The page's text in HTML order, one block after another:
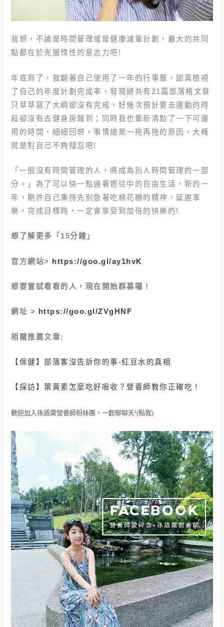
我想，不論是時間管理或是健康減重計劃，最大的共同
點都在於克服惰性的意志力吧!
年底到了，我翻著自己使用了一年的行事曆，認真檢視
了自己的年度計劃完成率，發現總共有21篇部落格文章
只草草寫了大綱卻沒有完成，好幾次預計要去運動的時
段卻沒有去健身房報到；同時我也重新清點了一下可運
用的時間，細細回想，事情總是一拖再拖的原因，大概
就是對自己不夠殘忍吧!
「一個沒有時間管理的人，將成為別人時間管理的一部
分。」為了可以快一點過著嚮往中的自由生活，新的一
年，期許自己秉持先別急著吃棉花糖的精神，延遲享
樂，完成目標時，一定會享受到加倍的快樂的!
想了解更多「15分鐘」
官方網站> https://goo.gl/ay1hvK
想要嘗試看看的人，現在開始群募囉！
網址 > https://goo.gl/ZVgHNF
相關推薦文章:
【保健】部落客沒告訴你的事-紅豆水的真相
【採訪】葉黃素怎麼吃好吸收？營養師教你正確吃！
歡迎加入孫語霙營養師粉絲團，一起聊聊天!(點我)